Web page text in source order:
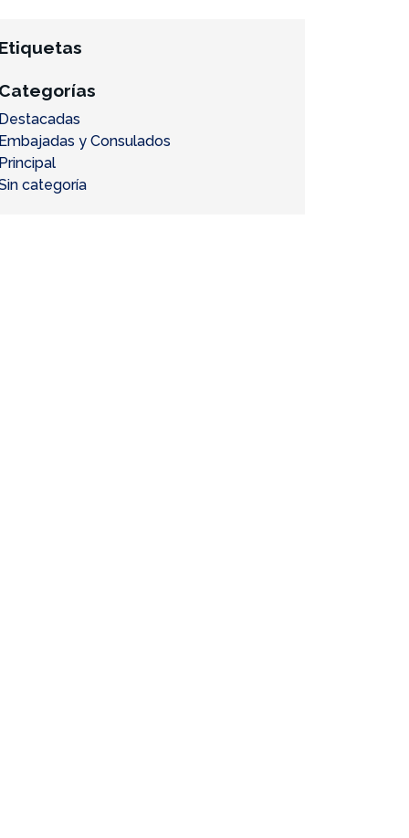
Etiquetas
Categorías
Destacadas
Embajadas y Consulados
Principal
categoría